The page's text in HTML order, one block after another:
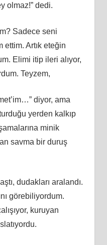
olmaz!” dedi.
Sadece seni
ettim. Artık eteğin
Elimi itip ileri alıyor,
Teyzem,
diyor, ama
yerden kalkıp
minik
savma bir duruş
dudakları aralandı.
görebiliyordum.
kuruyan